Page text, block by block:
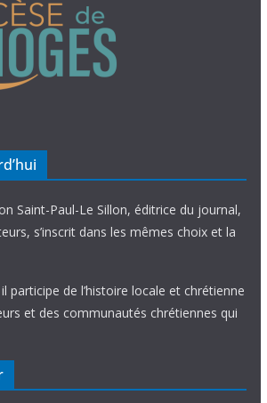
Saint-Paul-Le Sillon, éditrice du journal,
s’inscrit dans les mêmes choix et la
participe de l’histoire locale et chrétienne
et des communautés chrétiennes qui